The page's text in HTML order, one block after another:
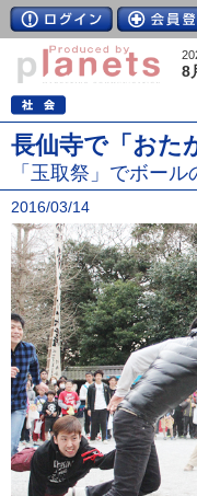
8
長仙寺で「おた
「玉取祭」でボール
2016/03/14